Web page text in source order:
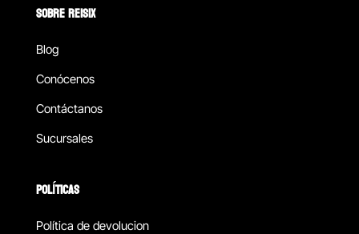
SOBRE REISIX
Blog
Conócenos
Contáctanos
Sucursales
POLÍTICAS
Política de devolucion